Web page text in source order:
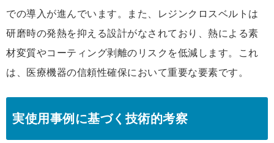
での導入が進んでいます。また、レジンクロスベルトは
研磨時の発熱を抑える設計がなされており、熱による素
材変質やコーティング剥離のリスクを低減します。これ
は、医療機器の信頼性確保において重要な要素です。
実使用事例に基づく技術的考察